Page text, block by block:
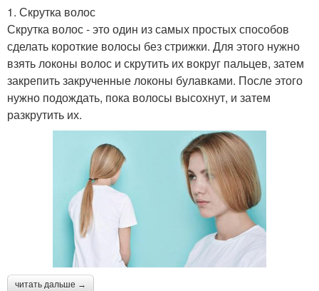
1. Скрутка волос
Скрутка волос - это один из самых простых способов
сделать короткие волосы без стрижки. Для этого нужно
взять локоны волос и скрутить их вокруг пальцев, затем
закрепить закрученные локоны булавками. После этого
нужно подождать, пока волосы высохнут, и затем
разкрутить их.
читать дальше →